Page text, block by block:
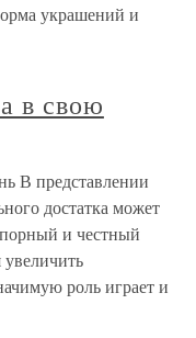
украшений и
в свою
В представлении
достатка может
и честный
роль играет и